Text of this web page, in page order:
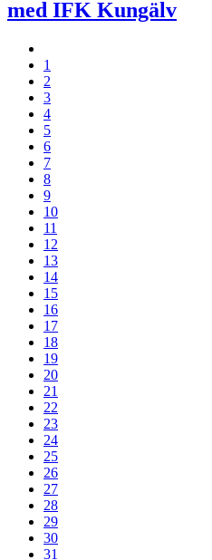
med IFK Kungälv
1
2
3
4
5
6
7
8
9
10
11
12
13
14
15
16
17
18
19
20
21
22
23
24
25
26
27
28
29
30
31